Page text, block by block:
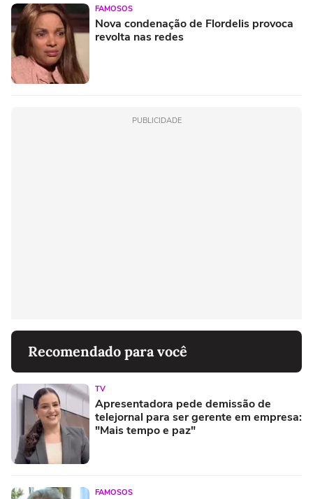
FAMOSOS
Nova condenação de Flordelis provoca
revolta nas redes
PUBLICIDADE
Recomendado para você
TV
Apresentadora pede demissão de
telejornal para ser gerente em empresa:
"Mais tempo e paz"
FAMOSOS